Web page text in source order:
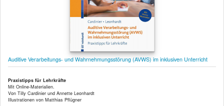
Auditive Verarbeitungs- und Wahrnehmungsstörung (AVWS) im inklusiven Unterricht
Praxistipps für Lehrkräfte
Mit Online-Materialien.
Von Tilly Cardinier und Annette Leonhardt
Illustrationen von Matthias Pflügner